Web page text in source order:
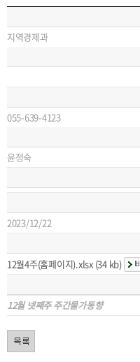
지역경제과
055-639-4123
윤정숙
2023/12/22
12월4주(홈페이지).xlsx (34 kb)
12월 넷째주 주간물가동향